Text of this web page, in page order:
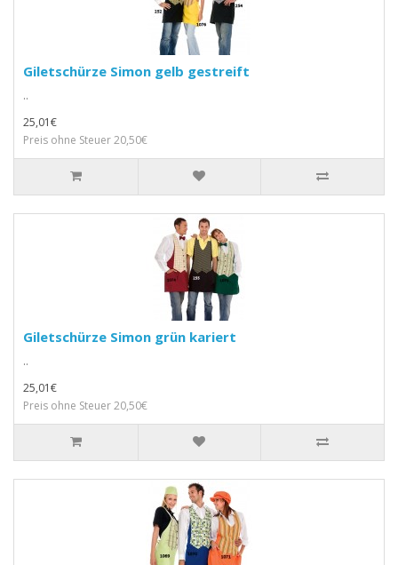
Giletschürze Simon gelb gestreift
..
25,01€
Preis ohne Steuer 20,50€
Giletschürze Simon grün kariert
..
25,01€
Preis ohne Steuer 20,50€